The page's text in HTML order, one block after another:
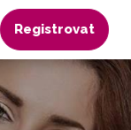
Registrovat